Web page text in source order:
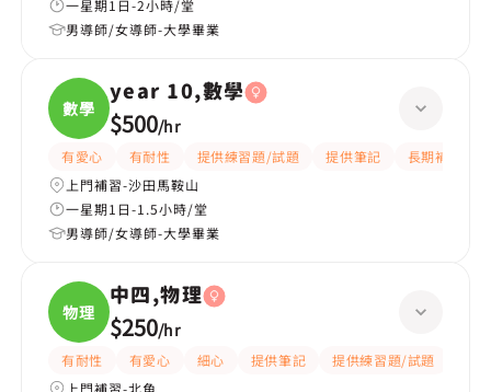
一星期1日-2小時/堂
男導師/女導師-大學畢業
數學
year 10,數學
$500/hr
有愛心 有耐性 提供練習題/試題 提供筆記
長期補習
上門補習-沙田馬鞍山
一星期1日-1.5小時/堂
男導師/女導師-大學畢業
物理
中四,物理
$250/hr
有耐性 有愛心 細心 提供筆記 提供練習題/試題
上門補習-北角